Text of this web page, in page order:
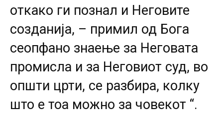
откако ги познал и Неговите
созданија, – примил од Бога
сеопфано знаење за Неговата
промисла и за Неговиот суд, во
општи црти, се разбира, колку
што е тоа можно за човекот “.